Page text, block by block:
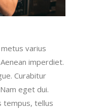
varius
imperdiet.
Curabitur
eget dui.
tempus, tellus